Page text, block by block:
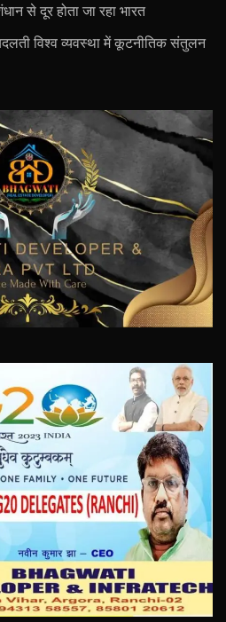
से दूर होता जा रहा भारत
विश्व व्यवस्था में कूटनीतिक संतुलन